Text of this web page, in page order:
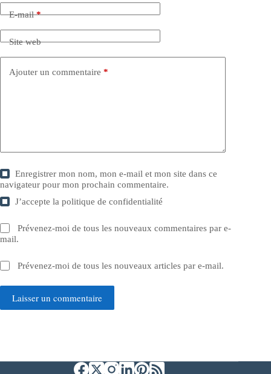
E-mail*
Site web
Ajouter un commentaire *
Enregistrer mon nom, mon e-mail et mon site dans ce
navigateur pour mon prochain commentaire.
J’accepte lapolitique de confidentialité
Prévenez-moi de tous les nouveaux commentaires par e-
mail.
Prévenez-moi de tous les nouveaux articles par e-mail.
Laisser un commentaire